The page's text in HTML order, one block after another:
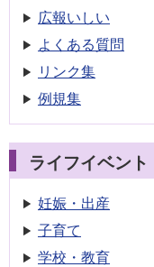
広報いしい
よくある質問
リンク集
例規集
ライフイベント
妊娠・出産
子育て
学校・教育